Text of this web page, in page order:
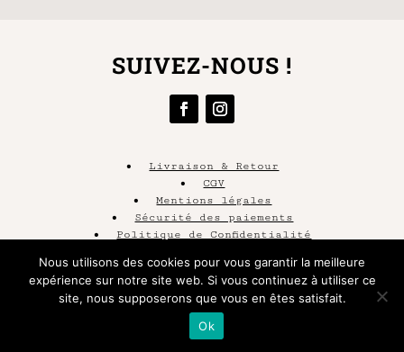
SUIVEZ-NOUS !
•Livraison & Retour
•CGV
•Mentions légales
• Sécurité des paiements
• Politique de Confidentialité
© 2020 Tous droits réservés – Chez Alex
| Site web réalisé par
Design
Nous utilisons des cookies pour vous garantir la meilleure
expérience sur notre site web. Si vous continuez à utiliser ce
site, nous supposerons que vous en êtes satisfait.
Ok